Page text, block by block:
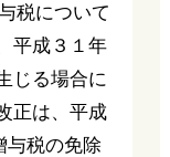
税について
平成３１年
じる場合に
正は、平成
与税の免除